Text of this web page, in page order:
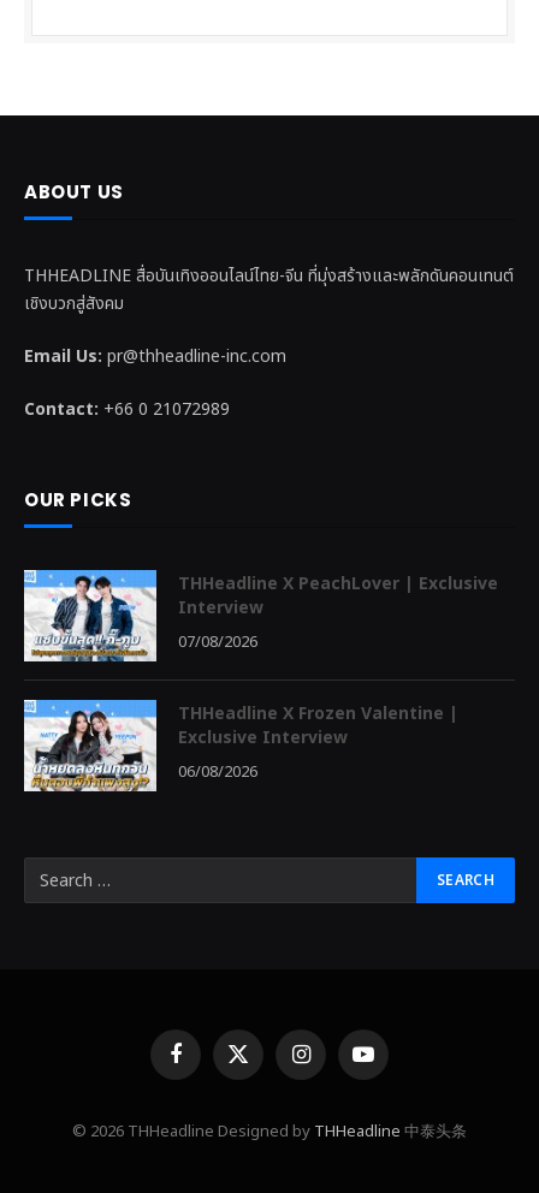
ABOUT US
THHEADLINE สื่อบันเทิงออนไลน์ไทย-จีน ที่มุ่งสร้างและพลักดันคอนเทนต์
เชิงบวกสู่สังคม
Email Us: pr@thheadline-inc.com
Contact: +66 0 21072989
OUR PICKS
THHeadline X PeachLover | Exclusive
Interview
07/08/2026
THHeadline X Frozen Valentine |
Exclusive Interview
06/08/2026
FacebookX
(Twitter)
InstagramYouTube
© 2026 THHeadline Designed by THHeadline 中泰头条